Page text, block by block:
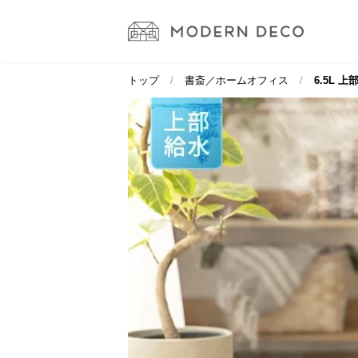
トップ 書斎／ホームオフィス 6.5L 上